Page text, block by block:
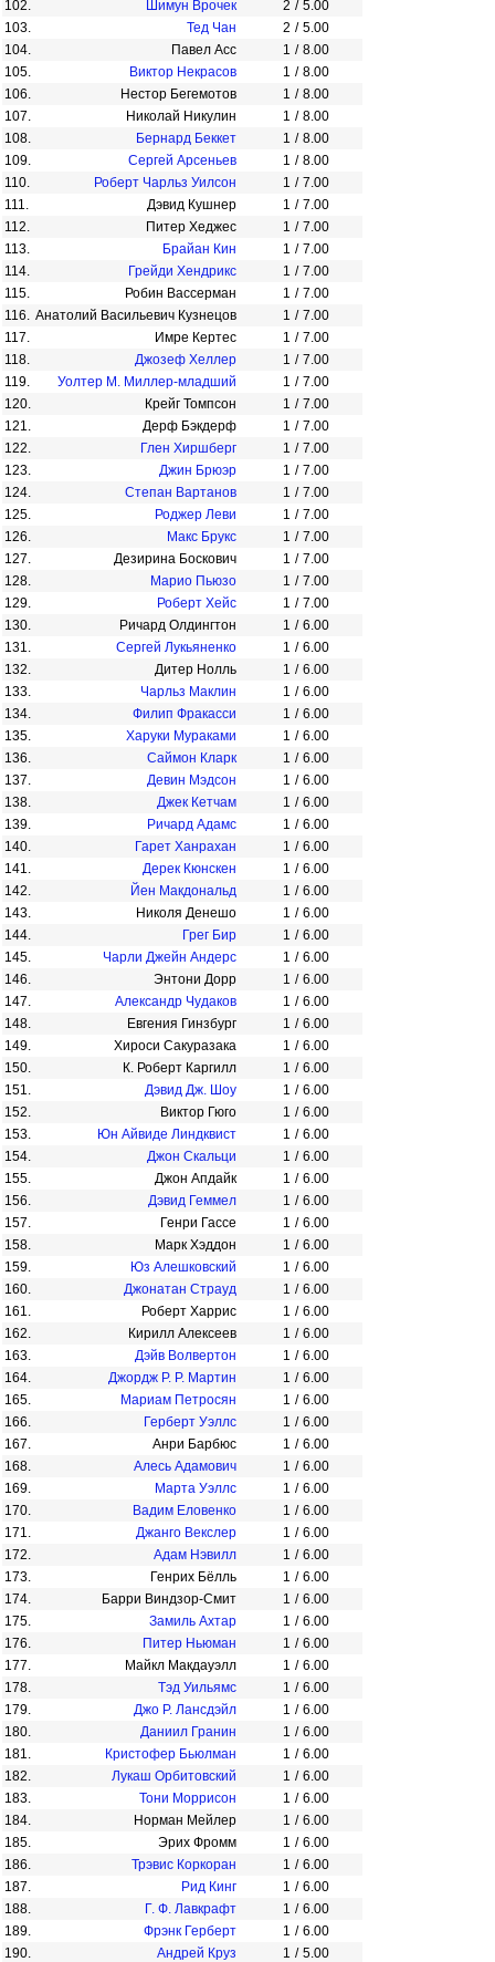
102. Шимун Врочек 2 / 5.00
103.
Тед Чан 2 / 5.00
104.
Павел Асс 1 / 8.00
105.
Виктор Некрасов 1 / 8.00
106.
Нестор Бегемотов 1 / 8.00
107.
Николай Никулин 1 / 8.00
108.
Бернард Беккет 1 / 8.00
109.
Сергей Арсеньев 1 / 8.00
110.
Роберт Чарльз Уилсон 1 / 7.00
111.
Дэвид Кушнер 1 / 7.00
112.
Питер Хеджес 1 / 7.00
113.
Брайан Кин 1 / 7.00
114.
Грейди Хендрикс 1 / 7.00
115.
Робин Вассерман 1 / 7.00
116. Анатолий Васильевич Кузнецов 1 / 7.00
117.
Имре Кертес 1 / 7.00
118.
Джозеф Хеллер 1 / 7.00
119.
Уолтер М. Миллер-младший 1 / 7.00
120.
Крейг Томпсон 1 / 7.00
121.
Дерф Бэкдерф 1 / 7.00
122.
Глен Хиршберг 1 / 7.00
123.
Джин Брюэр 1 / 7.00
124.
Степан Вартанов 1 / 7.00
125.
Роджер Леви 1 / 7.00
126.
Макс Брукс 1 / 7.00
127.
Дезирина Боскович 1 / 7.00
128.
Марио Пьюзо 1 / 7.00
129.
Роберт Хейс 1 / 7.00
130.
Ричард Олдингтон 1 / 6.00
131.
Сергей Лукьяненко 1 / 6.00
132.
Дитер Нолль 1 / 6.00
133.
Чарльз Маклин 1 / 6.00
134.
Филип Фракасси 1 / 6.00
135.
Харуки Мураками 1 / 6.00
136.
Саймон Кларк 1 / 6.00
137.
Девин Мэдсон 1 / 6.00
138.
Джек Кетчам 1 / 6.00
139.
Ричард Адамс 1 / 6.00
140.
Гарет Ханрахан 1 / 6.00
141.
Дерек Кюнскен 1 / 6.00
142.
Йен Макдональд 1 / 6.00
143.
Николя Денешо 1 / 6.00
144.
Грег Бир 1 / 6.00
145.
Чарли Джейн Андерс 1 / 6.00
146.
Энтони Дорр 1 / 6.00
147.
Александр Чудаков 1 / 6.00
148.
Евгения Гинзбург 1 / 6.00
149.
Хироси Сакуразака 1 / 6.00
150.
К. Роберт Каргилл 1 / 6.00
151.
Дэвид Дж. Шоу 1 / 6.00
152.
Виктор Гюго 1 / 6.00
153.
Юн Айвиде Линдквист 1 / 6.00
154.
Джон Скальци 1 / 6.00
155.
Джон Апдайк 1 / 6.00
156.
Дэвид Геммел 1 / 6.00
157.
Генри Гассе 1 / 6.00
158.
Марк Хэддон 1 / 6.00
159.
Юз Алешковский 1 / 6.00
160.
Джонатан Страуд 1 / 6.00
161.
Роберт Харрис 1 / 6.00
162.
Кирилл Алексеев 1 / 6.00
163.
Дэйв Волвертон 1 / 6.00
164.
Джордж Р. Р. Мартин 1 / 6.00
165.
Мариам Петросян 1 / 6.00
166.
Герберт Уэллс 1 / 6.00
167.
Анри Барбюс 1 / 6.00
168.
Алесь Адамович 1 / 6.00
169.
Марта Уэллс 1 / 6.00
170.
Вадим Еловенко 1 / 6.00
171.
Джанго Векслер 1 / 6.00
172.
Адам Нэвилл 1 / 6.00
173.
Генрих Бёлль 1 / 6.00
174.
Барри Виндзор-Смит 1 / 6.00
175.
Замиль Ахтар 1 / 6.00
176.
Питер Ньюман 1 / 6.00
177.
Майкл Макдауэлл 1 / 6.00
178.
Тэд Уильямс 1 / 6.00
179.
Джо Р. Лансдэйл 1 / 6.00
180.
Даниил Гранин 1 / 6.00
181.
Кристофер Бьюлман 1 / 6.00
182.
Лукаш Орбитовский 1 / 6.00
183.
Тони Моррисон 1 / 6.00
184.
Норман Мейлер 1 / 6.00
185.
Эрих Фромм 1 / 6.00
186.
Трэвис Коркоран 1 / 6.00
187.
Рид Кинг 1 / 6.00
188.
Г. Ф. Лавкрафт 1 / 6.00
189.
Фрэнк Герберт 1 / 6.00
190.
Андрей Круз 1 / 5.00